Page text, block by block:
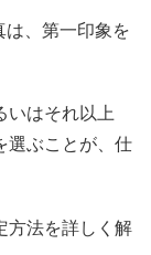
は、第一印象を
いはそれ以上
選ぶことが、仕
方法を詳しく解